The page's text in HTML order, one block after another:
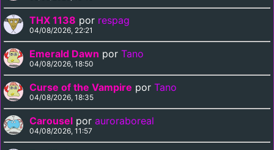
THX 1138 por respag
04/08/2026, 22:21
Emerald Dawn por Tano
04/08/2026, 18:50
Curse of the Vampire por Tano
04/08/2026, 18:35
Carousel por auroraboreal
04/08/2026, 11:57